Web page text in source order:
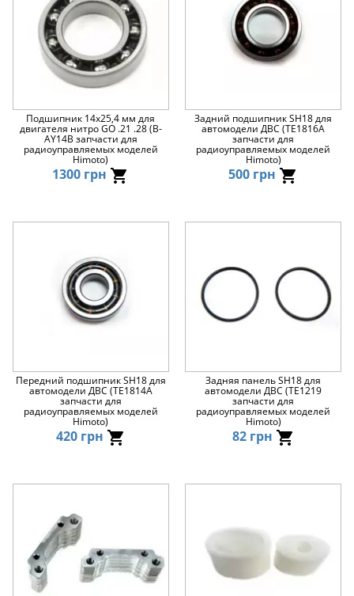
Подшипник 14x25,4 мм для
двигателя нитро GO .21 .28 (B-
AY14B запчасти для
радиоуправляемых моделей
Himoto)
1300 грн
Задний подшипник SH18 для
автомодели ДВС (TE1816A
запчасти для
радиоуправляемых моделей
Himoto)
500 грн
Передний подшипник SH18 для
автомодели ДВС (TE1814A
запчасти для
радиоуправляемых моделей
Himoto)
420 грн
Задняя панель SH18 для
автомодели ДВС (TE1219
запчасти для
радиоуправляемых моделей
Himoto)
82 грн